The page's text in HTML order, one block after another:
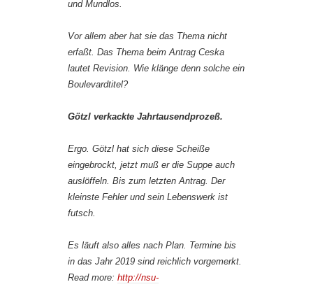
und Mundlos.
Vor allem aber hat sie das Thema nicht
erfaßt. Das Thema beim Antrag Ceska
lautet Revision. Wie klänge denn solche ein
Boulevardtitel?
Götzl verkackte Jahrtausendprozeß.
Ergo. Götzl hat sich diese Scheiße
eingebrockt, jetzt muß er die Suppe auch
auslöffeln. Bis zum letzten Antrag. Der
kleinste Fehler und sein Lebenswerk ist
futsch.
Es läuft also alles nach Plan. Termine bis
in das Jahr 2019 sind reichlich vorgemerkt.
Read more: http://nsu-